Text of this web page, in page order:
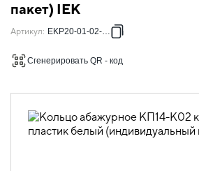
10.01 Источники света
10.01.03 Электропатроны,
10.01.03.05 Аксессуары, кольца
пакет) IEK
Артикул: EKP20-01-02-K01
Сгенерировать QR - код